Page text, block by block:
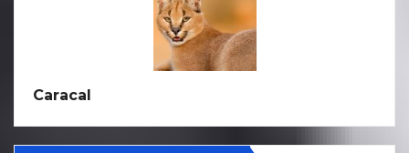
Caracal